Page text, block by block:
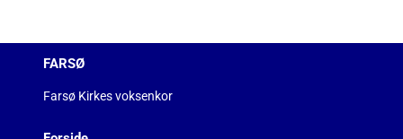
FARSØ
Farsø Kirkes voksenkor